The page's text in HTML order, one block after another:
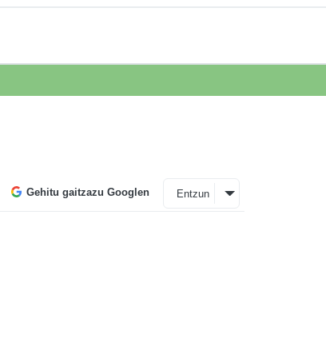
Gehitu gaitzazu Googlen Entzun